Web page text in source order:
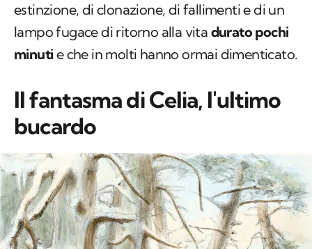
estinzione, di clonazione, di fallimenti e di un
lampo fugace di ritorno alla vita durato pochi
minuti e che in molti hanno ormai dimenticato.
Il fantasma di Celia, l'ultimo
bucardo